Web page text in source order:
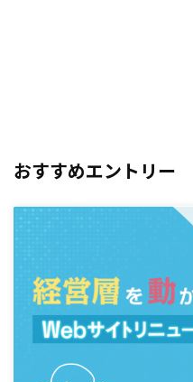
おすすめエントリー